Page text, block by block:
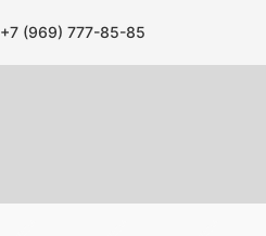
+7 (969) 777-85-85